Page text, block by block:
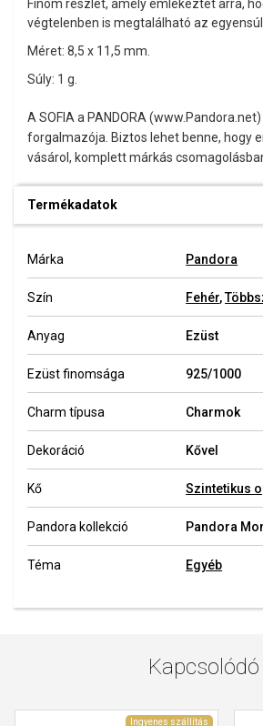
Finom részlet, amely emlékeztet arra,
végtelenben is megtalálható az
Méret: 8,5 x 11,5 mm.
Súly: 1 g.
A SOFIA a PANDORA
forgalmazója. Biztos lehet benne, hogy
vásárol, komplett márkás
Termékadatok
Márka Pandora
Szín Fehér,
Anyag Ezüst
Ezüst finomsága 925/1000
Charm típusa Charmok
Dekoráció Kővel
Kő Szintetikus
Pandora kollekció Pandora
Téma Egyéb
Kapcsolódó
Ingyenes szállítás